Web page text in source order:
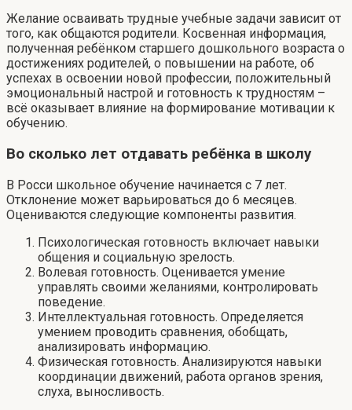
Желание осваивать трудные учебные задачи зависит от
того, как общаются родители. Косвенная информация,
полученная ребёнком старшего дошкольного возраста о
достижениях родителей, о повышении на работе, об
успехах в освоении новой профессии, положительный
эмоциональный настрой и готовность к трудностям –
всё оказывает влияние на формирование мотивации к
обучению.
Во сколько лет отдавать ребёнка в школу
В Росси школьное обучение начинается с 7 лет.
Отклонение может варьироваться до 6 месяцев.
Оцениваются следующие компоненты развития.
Психологическая готовность включает навыки
общения и социальную зрелость.
Волевая готовность. Оценивается умение
управлять своими желаниями, контролировать
поведение.
Интеллектуальная готовность. Определяется
умением проводить сравнения, обобщать,
анализировать информацию.
Физическая готовность. Анализируются навыки
координации движений, работа органов зрения,
слуха, выносливость.